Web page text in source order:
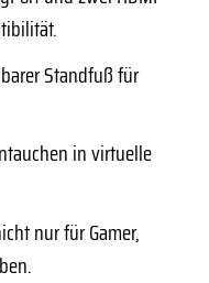
Standfuß für
in virtuelle
nur für Gamer,